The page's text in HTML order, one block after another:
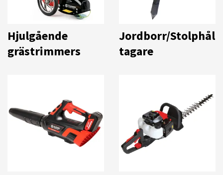
Hjulgående
grästrimmers
Jordborr/Stolphål
tagare